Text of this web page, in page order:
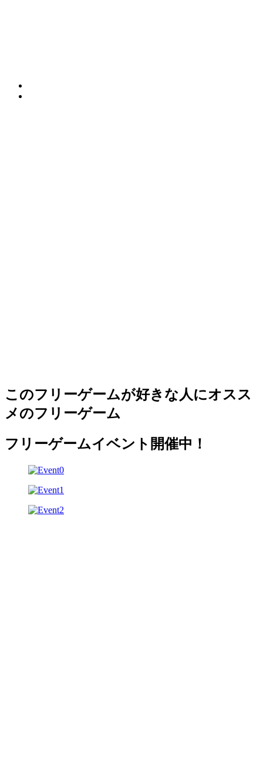
このフリーゲームが好きな人にオスス
メのフリーゲーム
フリーゲームイベント開催中！